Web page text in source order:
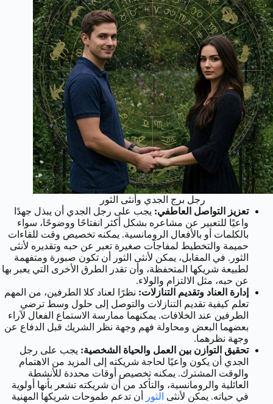
رجل برج الجدي وأنثى الثور
تعزيز التواصل العاطفي: يجب على رجل الجدي أن يبذل جهدًا
واعيًا للتعبير عن مشاعره بشكل أكثر انفتاحًا ووضوحًا، سواء
بالكلمات أو بالأفعال الرومانسية. يمكنه تخصيص وقت للقاءات
حميمة والتخطيط لمفاجآت صغيرة تعبر عن حبه وتقديره لأنثى
الثور. في المقابل، يمكن لأنثى الثور أن تكون صبورة ومتفهمة
لطبيعة شريكها المتحفظة، وأن تقدر الطرق الأخرى التي يعبر بها
عن حبه، مثل الالتزام والولاء.
إدارة العناد وتقديم التنازلات: نظرًا لعناد كلا الطرفين، من المهم
تعلم كيفية تقديم التنازلات والتوصل إلى حلول وسط ترضي
الطرفين عند الخلافات. يمكنهما ممارسة الاستماع الفعال لآراء
بعضهما البعض ومحاولة فهم وجهة نظر الشريك قبل الدفاع عن
وجهة نظرهما.
تحقيق التوازن بين العمل والحياة الشخصية: يجب على رجل
الجدي أن يكون واعيًا لحاجة شريكته إلى المزيد من الاهتمام
والوقت المشترك. يمكنه تخصيص أوقات محددة للأنشطة
العائلية والرومانسية، والتأكد من أن شريكته تشعر بأنها أولوية
في حياته. يمكن لأنثى الثور
أن تدعم طموحات شريكها المهنية